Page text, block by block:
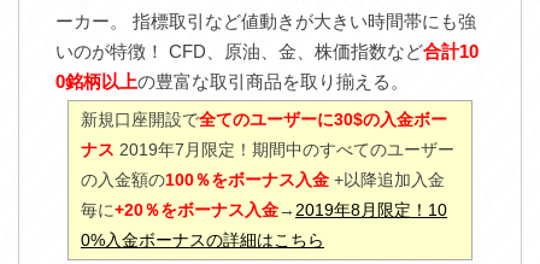
ーカー。 指標取引など値動きが大きい時間帯にも強
いのが特徴！ CFD、原油、金、株価指数など合計10
0銘柄以上の豊富な取引商品を取り揃える。
新規口座開設で全てのユーザーに30$の入金ボー
ナス 2019年7月限定！期間中のすべてのユーザー
の入金額の100％をボーナス入金 +以降追加入金
毎に+20％をボーナス入金→ 2019年8月限定！10
0%入金ボーナスの詳細はこちら